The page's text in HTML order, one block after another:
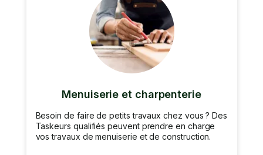
Menuiserie et charpenterie
Besoin de faire de petits travaux chez vous ? Des
Taskeurs qualifiés peuvent prendre en charge
vos travaux de menuiserie et de construction.